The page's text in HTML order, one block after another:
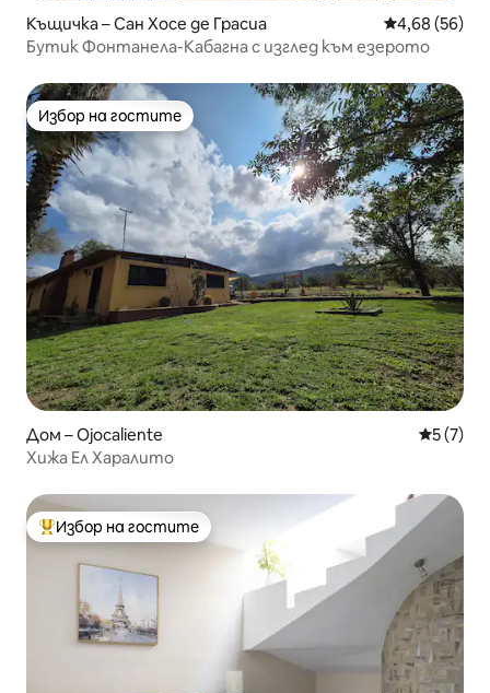
Къщичка – Сан Хосе де Грасиа Средна
4,68 (56)
Бутик Фонтанела-Кабагна с изглед към езерото
Избор на гостите
Избор на гостите
Дом – Ojocaliente Средна
5 (7)
Хижа Ел Харалито
Най-популярен избор на гостите
Избор на гостите